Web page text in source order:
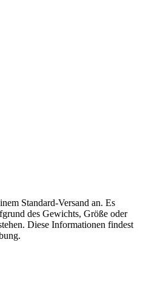
Standard-Versand an. Es
des Gewichts, Größe oder
Diese Informationen findest